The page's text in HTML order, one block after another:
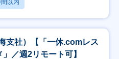
以内
支社）【「一休.comレス
／週2リモート可】